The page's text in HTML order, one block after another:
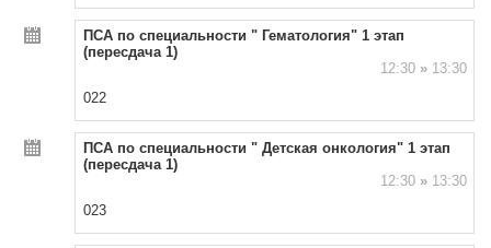
ПСА по специальности " Гематология" 1 этап
(пересдача 1)
12:30 »13:30
022
ПСА по специальности " Детская онкология" 1 этап
(пересдача 1)
12:30 »13:30
023